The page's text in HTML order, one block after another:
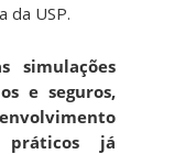
da USP.
simulações
e seguros,
práticos já